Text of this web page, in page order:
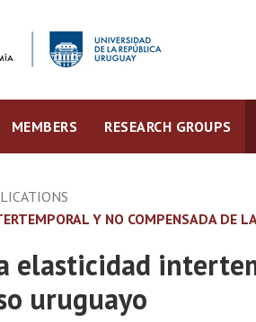
MEMBERS RESEARCH GROUPS
Y NO COMPENSADA DE
elasticidad
uruguayo